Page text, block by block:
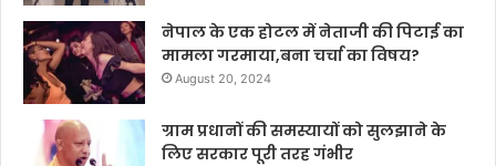
नेपाल के एक होटल में नेताजी की पिटाई का
मामला गरमाया,बना चर्चा का विषय?
August 20, 2024
ग्राम प्रधानों की समस्यायों को सुलझाने के
लिए सरकार पूरी तरह गंभीर